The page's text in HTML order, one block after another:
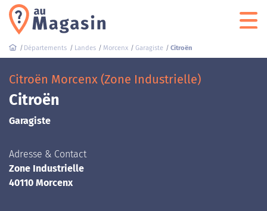
Départements Landes Morcenx Garagiste Citroën
Citroën Morcenx (Zone Industrielle)
Citroën
Garagiste
Adresse & Contact
Zone Industrielle
40110 Morcenx